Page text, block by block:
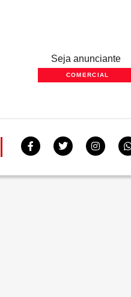
Seja anunciante
COMERCIAL